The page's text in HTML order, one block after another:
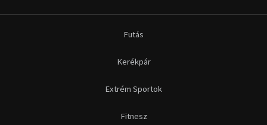
Futás
Kerékpár
Extrém Sportok
Fitnesz